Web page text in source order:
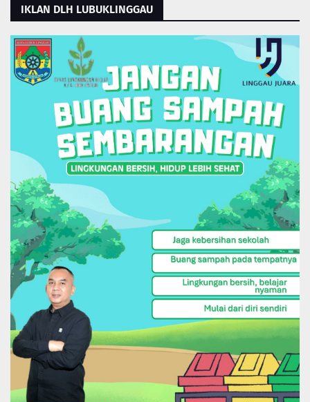
IKLAN DLH LUBUKLINGGAU